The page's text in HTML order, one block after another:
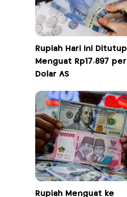
Rupiah Hari Ini Ditutup
Menguat Rp17.897 per
Dolar AS
Rupiah Menguat ke